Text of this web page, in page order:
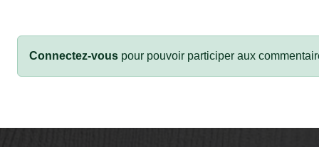
Connectez-vous pour pouvoir participer aux